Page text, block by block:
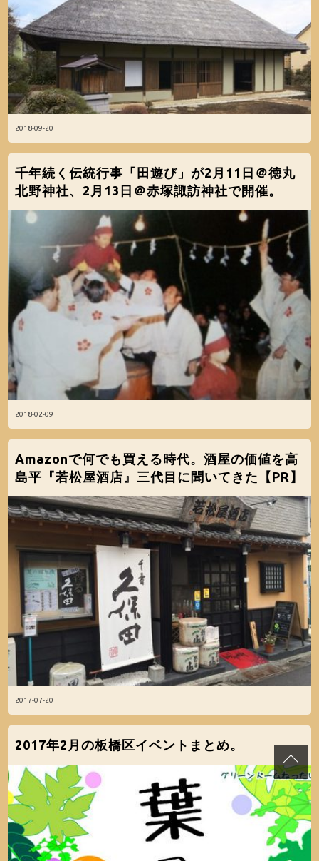
2018-09-20
2018-02-09
千年続く伝統行事「田遊び」が2月11日＠徳丸
北野神社、2月13日＠赤塚諏訪神社で開催。
2017-07-20
Amazonで何でも買える時代。酒屋の価値を高
島平『若松屋酒店』三代目に聞いてきた【PR】
2017年2月の板橋区イベントまとめ。